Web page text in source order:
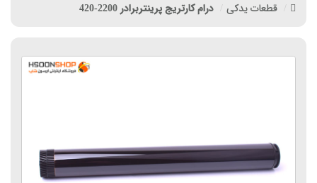
قطعات یدکی درام کارتریج پرینتربرادر 2200-420